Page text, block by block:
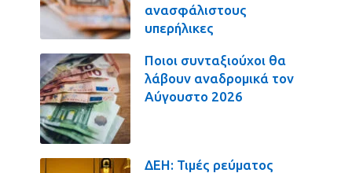
ανασφάλιστους
υπερήλικες
Ποιοι συνταξιούχοι θα
λάβουν αναδρομικά τον
Αύγουστο 2026
ΔΕΗ: Τιμές ρεύματος